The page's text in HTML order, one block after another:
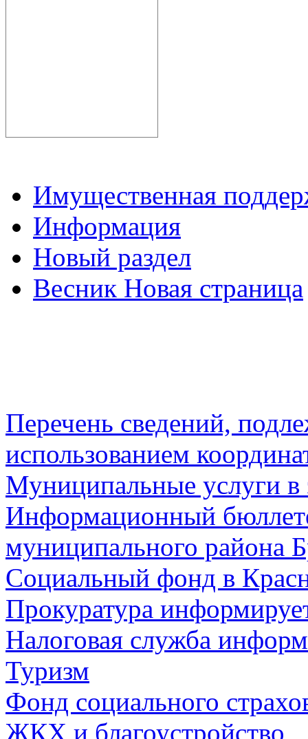
Имущественная
Информация
Новый раздел
Весник Новая страница
Перечень сведений,
использованием
Муниципальные услуги в
Информационный
муниципального района
Социальный фонд в
Прокуратура
Налоговая служба
Туризм
Фонд социального
ЖКХ и благоустройство